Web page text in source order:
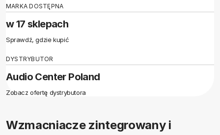
MARKA DOSTĘPNA
w 17 sklepach
Sprawdź, gdzie kupić
DYSTRYBUTOR
Audio Center Poland
Zobacz ofertę dystrybutora
Wzmacniacze zintegrowany i